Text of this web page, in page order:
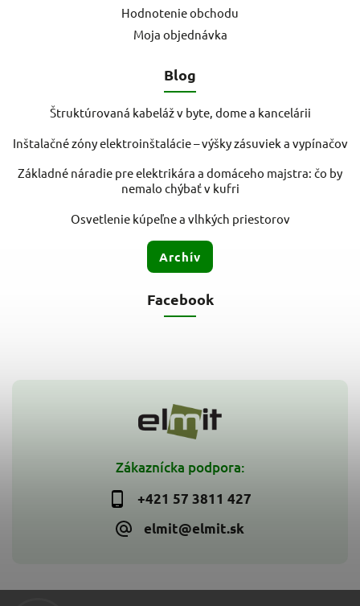
Zákaznícka podpora:
+421 57 3811 427
elmit@elmit.sk
Hodnotenie obchodu
Moja objednávka
Blog
Štruktúrovaná kabeláž v byte, dome a kancelárii
Inštalačné zóny elektroinštalácie – výšky zásuviek a vypínačov
Základné náradie pre elektrikára a domáceho majstra: čo by
nemalo chýbať v kufri
Osvetlenie kúpeľne a vlhkých priestorov
Archív
Facebook